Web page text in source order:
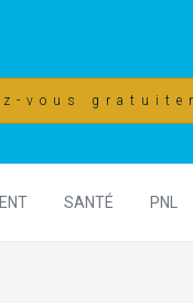
vous
SANTÉ PNL